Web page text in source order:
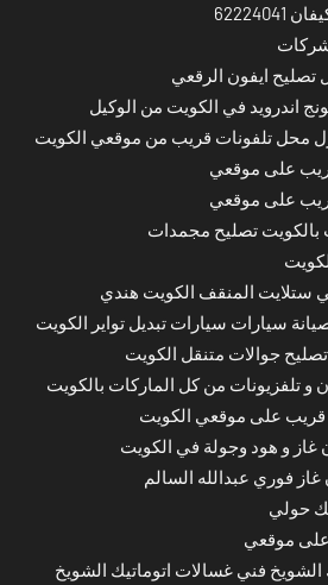
تصليح ايفون الرقعي
اندرويد في الكويت من الوكيل
محل تلفونات قريب من موقعي الكويت
على موقعي
على موقعي
بالكويت تصليح مجمدات
ستلايت المنقف الكويت هندي
سيارات سيارات تبديل تواير الكويت
جوالات متنقل الكويت
و تلفزيونات من كل الماركات بالكويت
على موقعي الكويت
غاز و هود وجولة في الكويت
فوري عبدالله السالم
حولي
موقعي
الشويخ فني غسالات اتوماتيك الشويخ